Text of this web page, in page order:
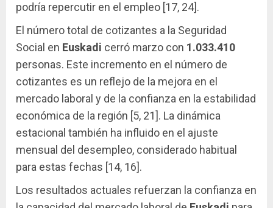
podría repercutir en el empleo [17, 24].
El número total de cotizantes a la Seguridad
Social en Euskadi cerró marzo con 1.033.410
personas. Este incremento en el número de
cotizantes es un reflejo de la mejora en el
mercado laboral y de la confianza en la estabilidad
económica de la región [5, 21]. La dinámica
estacional también ha influido en el ajuste
mensual del desempleo, considerado habitual
para estas fechas [14, 16].
Los resultados actuales refuerzan la confianza en